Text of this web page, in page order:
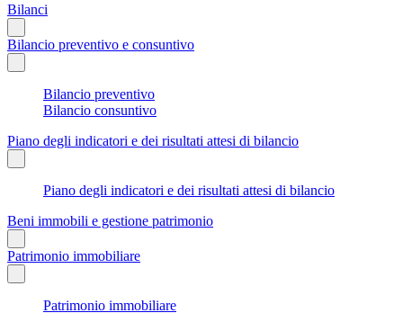
Bilanci
Bilancio preventivo e consuntivo
Bilancio preventivo
Bilancio consuntivo
Piano degli indicatori e dei risultati attesi di bilancio
Piano degli indicatori e dei risultati attesi di bilancio
Beni immobili e gestione patrimonio
Patrimonio immobiliare
Patrimonio immobiliare